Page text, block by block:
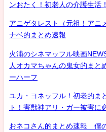
ンおたく！初老人の介護生活
アニゲタレスト（元祖！ア
ナベ的まとめ速報
火浦のシネマッフル映画
人オカマちゃんの鬼女的まと
ーハーフ
ユカ・ヨネッフル！初老的ま
ト！害獣神アリ・ガー被害に
おネコさん的まとめ速報 僕